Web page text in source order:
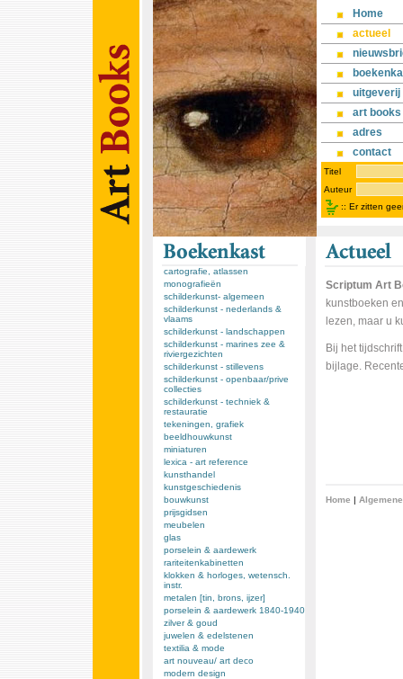
Home
actueel
uitgeverij
art books
adres
contact
Titel
Auteur
:: Er zitten
cartografie, atlassen
monografieën
schilderkunst- algemeen
schilderkunst - nederlands &
vlaams
schilderkunst - landschappen
schilderkunst - marines zee &
riviergezichten
schilderkunst - stillevens
schilderkunst - openbaar/prive
collecties
schilderkunst - techniek &
restauratie
tekeningen, grafiek
beeldhouwkunst
miniaturen
lexica - art reference
kunsthandel
kunstgeschiedenis
bouwkunst
prijsgidsen
meubelen
glas
porselein & aardewerk
rariteitenkabinetten
klokken & horloges, wetensch.
instr.
metalen [tin, brons, ijzer]
porselein & aardewerk 1840-1940
zilver & goud
juwelen & edelstenen
textilia & mode
art nouveau/ art deco
modern design
Scriptum Art
kunstboeken
lezen, maar u
Bij het
bijlage.
Home |